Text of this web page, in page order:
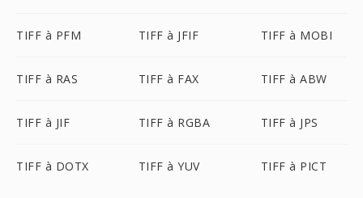
TIFF à PFM TIFF à JFIF TIFF à MOBI
TIFF à RAS TIFF à FAX TIFF à ABW
TIFF à JIF TIFF à RGBA TIFF à JPS
TIFF à DOTX TIFF à YUV TIFF à PICT